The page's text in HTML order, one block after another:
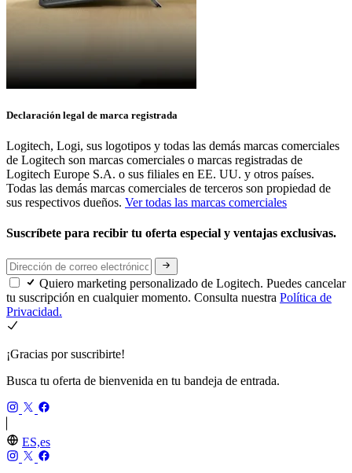
Declaración legal de marca registrada
Logitech, Logi, sus logotipos y todas las demás marcas comerciales
de Logitech son marcas comerciales o marcas registradas de
Logitech Europe S.A. o sus filiales en EE. UU. y otros países.
Todas las demás marcas comerciales de terceros son propiedad de
sus respectivos dueños. Ver todas las marcas comerciales
Suscríbete para recibir tu oferta especial y ventajas exclusivas.
Quiero marketing personalizado de Logitech. Puedes cancelar
tu suscripción en cualquier momento. Consulta nuestra Política de
Privacidad.
¡Gracias por suscribirte!
Busca tu oferta de bienvenida en tu bandeja de entrada.
ES,es